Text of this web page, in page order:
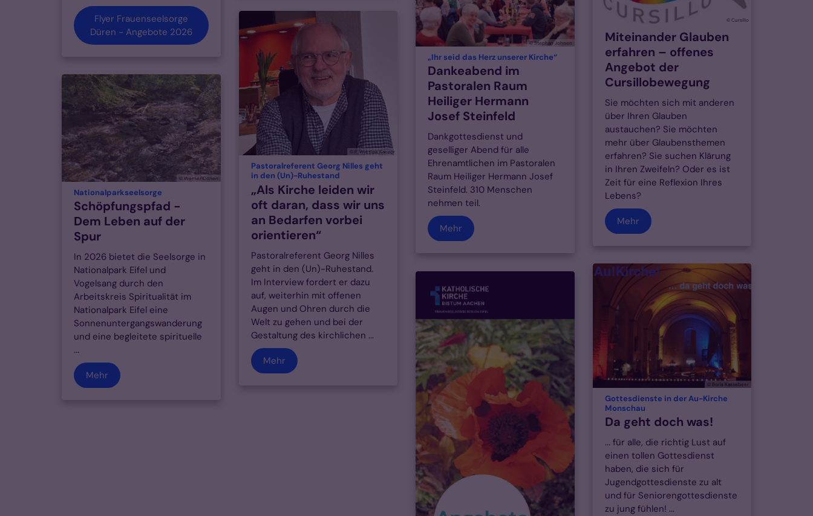
Flyer Frauenseelsorge
Düren - Angebote 2026
© Stephan Johnen
„Ihr seid das Herz unserer Kirche“:
Dankeabend im
Pastoralen Raum
Heiliger Hermann
Josef Steinfeld
Dankgottesdienst und
geselliger Abend für alle
Ehrenamtlichen im Pastoralen
Raum Heiliger Hermann Josef
Steinfeld. 310 Menschen
nehmen teil.
Mehr
© Cursillo
Miteinander Glauben
erfahren – offenes
Angebot der
Cursillobewegung
Sie möchten sich mit anderen
über Ihren Glauben
austauchen? Sie möchten
mehr über Glaubensthemen
erfahren? Sie suchen Klärung
in Ihren Zweifeln? Oder es ist
Zeit für eine Reflexion Ihres
Lebens?
Mehr
© P. Wieslaw Kaczor
Pastoralreferent Georg Nilles geht
in den (Un)-Ruhestand:
„Als Kirche leiden wir
oft daran, dass wir uns
an Bedarfen vorbei
orientieren“
Pastoralreferent Georg Nilles
geht in den (Un)-Ruhestand.
Im Interview fordert er dazu
auf, weiterhin mit offenen
Augen und Ohren durch die
Welt zu gehen und bei der
Gestaltung des kirchlichen ...
Mehr
© Werner Conen
Nationalparkseelsorge
Schöpfungspfad -
Dem Leben auf der
Spur
In 2026 bietet die Seelsorge in
Nationalpark Eifel und
Vogelsang durch den
Arbeitskreis Spiritualität im
Nationalpark Eifel eine
Sonnenuntergangswanderung
und eine begleitete spirituelle
...
Mehr
© Boris Kassebeer
Gottesdienste in der Au-Kirche
Monschau:
Da geht doch was!
... für alle, die richtig Lust auf
einen tollen Gottesdienst
haben, die sich für
Jugendgottesdienste zu alt
und für Seniorengottesdienste
zu jung fühlen! ...